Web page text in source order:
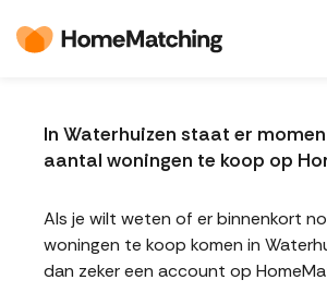
In Waterhuizen staat er
aantal woningen te koop op
Als je wilt weten of er binnenkort
woningen te koop komen in
dan zeker een account op